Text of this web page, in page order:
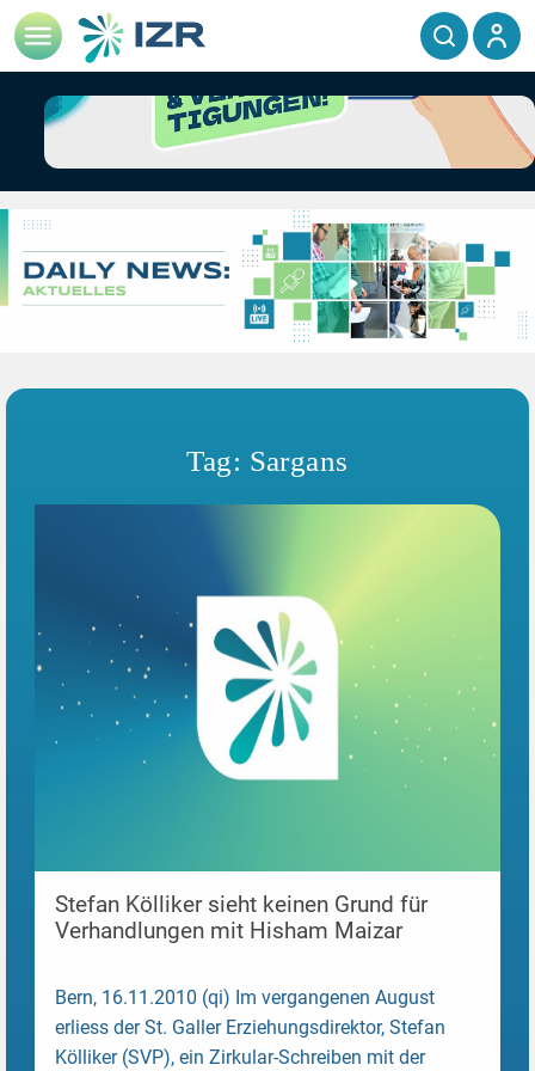
Tag: Sargans
Stefan Kölliker sieht keinen Grund für
Verhandlungen mit Hisham Maizar
Bern, 16.11.2010 (qi) Im vergangenen August
erliess der St. Galler Erziehungsdirektor, Stefan
Kölliker (SVP), ein Zirkular-Schreiben mit der